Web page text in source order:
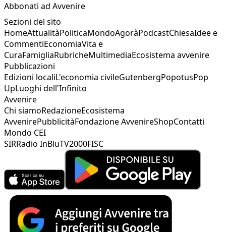
Abbonati ad Avvenire
Sezioni del sito
HomeAttualitàPoliticaMondoAgoràPodcastChiesaIdee e
CommentiEconomiaVita e
CuraFamigliaRubricheMultimediaEcosistema avvenire
Pubblicazioni
Edizioni localiL'economia civileGutenbergPopotusPop
UpLuoghi dell'Infinito
Avvenire
Chi siamoRedazioneEcosistema
AvvenirePubblicitàFondazione AvvenireShopContatti
Mondo CEI
SIRRadio InBluTV2000FISC